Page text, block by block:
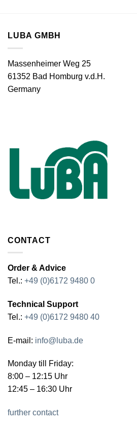
LUBA GMBH
Massenheimer Weg 25
61352 Bad Homburg v.d.H.
Germany
CONTACT
Order & Advice
Tel.: +49 (0)6172 9480 0
Technical Support
Tel.: +49 (0)6172 9480 40
E-mail: info@luba.de
Monday till Friday:
8:00 – 12:15 Uhr
12:45 – 16:30 Uhr
further contact